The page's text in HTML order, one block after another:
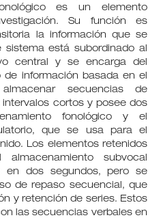
es un elemento
Su función es
la información que se
sistema está subordinado al
central y se encarga del
información basada en el
secuencias de
cortos y posee dos
fonológico y el
que se usa para el
Los elementos retenidos
subvocal
en dos segundos, pero se
de repaso secuencial, que
y retención de series. Estos
las secuencias verbales en